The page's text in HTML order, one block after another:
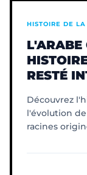
HISTOIRE DE
L'ARABE
RESTÉ
Découvrez
l'évolution
racines